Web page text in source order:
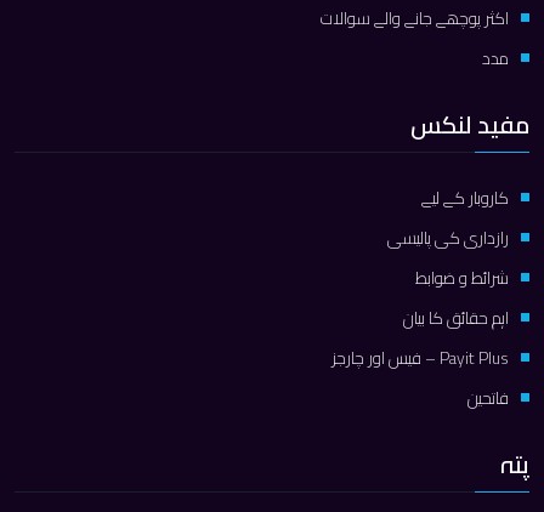
اکثر پوچھے جانے والے سوالات
مدد
مفید لنکس
کاروبار کے لیے
رازداری کی پالیسی
شرائط و ضوابط
اہم حقائق کا بیان
Payit Plus – فیس اور چارجز
فاتحین
پتہ